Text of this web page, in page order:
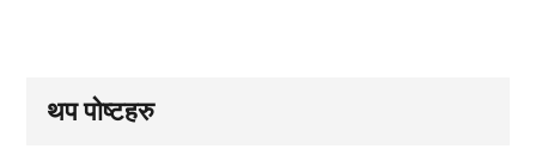
थप पोष्टहरु